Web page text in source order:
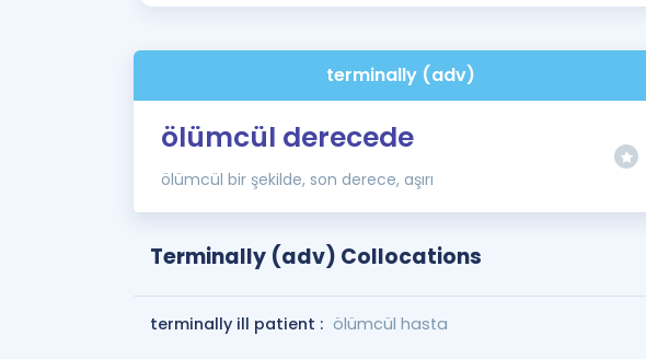
İngilizce
terminally (adv)
ölümcül derecede
ölümcül bir şekilde, son derece, aşırı
Terminally (adv) Collocations
terminally ill patient : ölümcül hasta